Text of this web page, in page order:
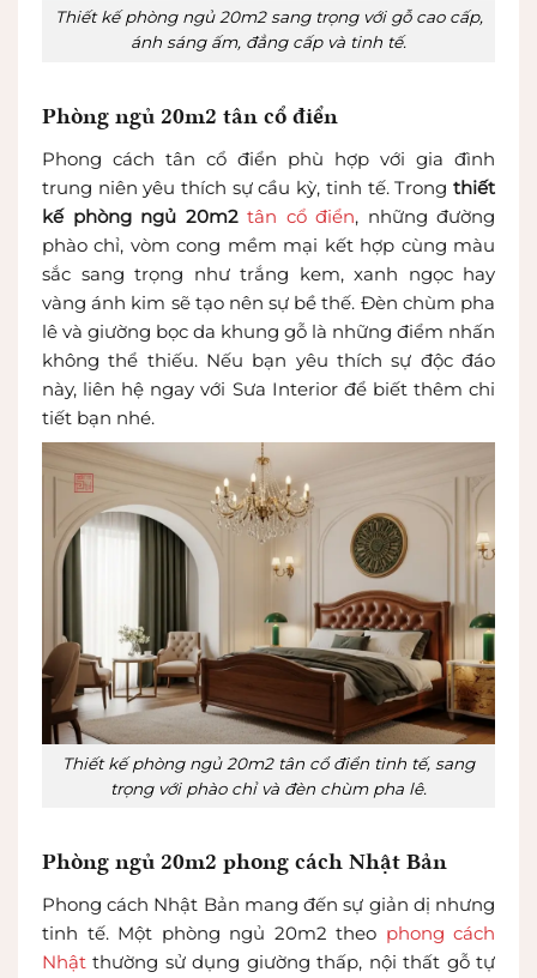
Thiết kế phòng ngủ 20m2 sang trọng với gỗ cao cấp,
ánh sáng ấm, đẳng cấp và tinh tế.
Phòng ngủ 20m2 tân cổ điển
Phong cách tân cổ điển phù hợp với gia đình
trung niên yêu thích sự cầu kỳ, tinh tế. Trong thiết
kế phòng ngủ 20m2 tân cổ điển, những đường
phào chỉ, vòm cong mềm mại kết hợp cùng màu
sắc sang trọng như trắng kem, xanh ngọc hay
vàng ánh kim sẽ tạo nên sự bề thế. Đèn chùm pha
lê và giường bọc da khung gỗ là những điểm nhấn
không thể thiếu. Nếu bạn yêu thích sự độc đáo
này, liên hệ ngay với Sưa Interior để biết thêm chi
tiết bạn nhé.
Thiết kế phòng ngủ 20m2 tân cổ điển tinh tế, sang
trọng với phào chỉ và đèn chùm pha lê.
Phòng ngủ 20m2 phong cách Nhật Bản
Phong cách Nhật Bản mang đến sự giản dị nhưng
tinh tế. Một phòng ngủ 20m2 theo phong cách
Nhật thường sử dụng giường thấp, nội thất gỗ tự